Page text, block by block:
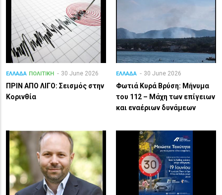
ΕΛΛΑΔΑ ΠΟΛΙΤΙΚΗ 30 June 2026
ΠΡΙΝ ΑΠΟ ΛΙΓO: Σεισμός στην
Κορινθία
ΕΛΛΑΔΑ 30 June 2026
Φωτιά Κυρά Βρύση: Μήνυμα
του 112 – Μάχη των επίγειων
και εναέριων δυνάμεων